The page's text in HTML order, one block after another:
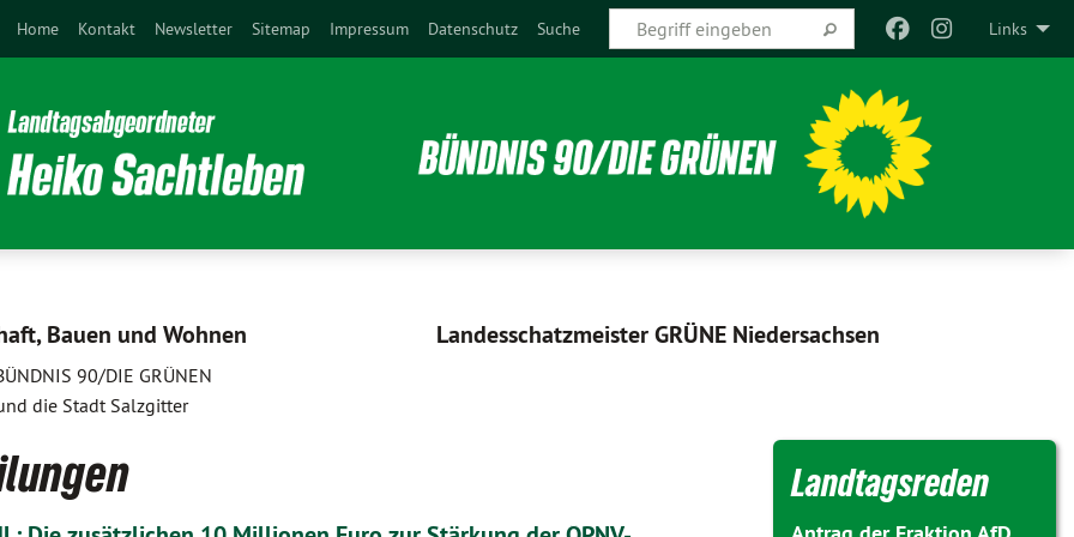
Links
Home Kontakt Newsletter Sitemap Impressum Datenschutz Suche
Bauen und Wohnen
90/DIE GRÜNEN
die Stadt Salzgitter
Landesschatzmeister GRÜNE Niedersachsen
Landtagsreden